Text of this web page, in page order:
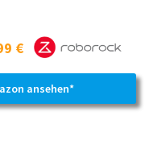
€
ansehen*